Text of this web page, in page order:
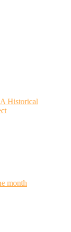
Historical
month